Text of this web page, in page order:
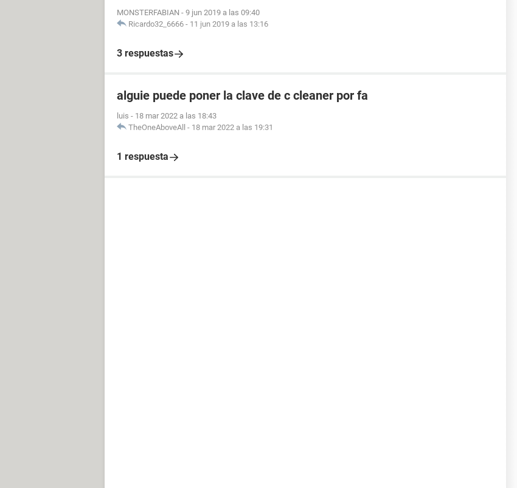
MONSTERFABIAN - 9 jun 2019 a las 09:40
Ricardo32_6666 - 11 jun 2019 a las 13:16
3 respuestas
alguie puede poner la clave de c cleaner por fa
luis - 18 mar 2022 a las 18:43
TheOneAboveAll - 18 mar 2022 a las 19:31
1 respuesta